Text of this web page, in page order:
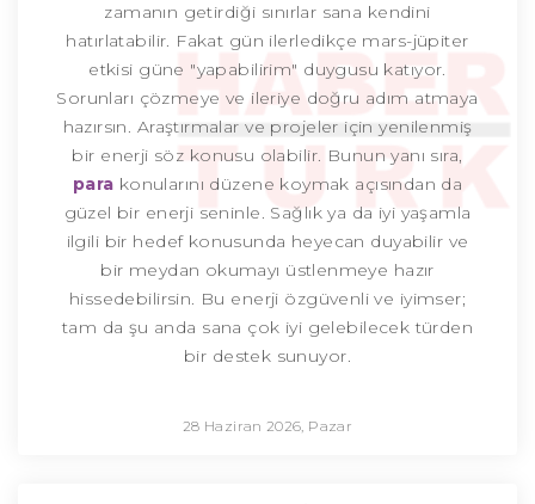
zamanın getirdiği sınırlar sana kendini
hatırlatabilir. Fakat gün ilerledikçe mars-jüpiter
etkisi güne "yapabilirim" duygusu katıyor.
Sorunları çözmeye ve ileriye doğru adım atmaya
hazırsın. Araştırmalar ve projeler için yenilenmiş
bir enerji söz konusu olabilir. Bunun yanı sıra,
para konularını düzene koymak açısından da
güzel bir enerji seninle. Sağlık ya da iyi yaşamla
ilgili bir hedef konusunda heyecan duyabilir ve
bir meydan okumayı üstlenmeye hazır
hissedebilirsin. Bu enerji özgüvenli ve iyimser;
tam da şu anda sana çok iyi gelebilecek türden
bir destek sunuyor.
28 Haziran 2026, Pazar